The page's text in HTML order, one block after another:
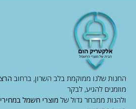
החנות שלנו ממוקמת בלב השרון, ברחוב הרצל 27
מוזמנים להגיע, לבקר
ולהנות ממבחר גדול של מוצרי חשמל